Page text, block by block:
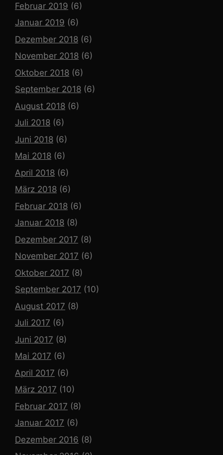
Februar 2019 (6)
Januar 2019 (6)
Dezember 2018 (6)
November 2018 (6)
Oktober 2018 (6)
September 2018 (6)
August 2018 (6)
Juli 2018 (6)
Juni 2018 (6)
Mai 2018 (6)
April 2018 (6)
März 2018 (6)
Februar 2018 (6)
Januar 2018 (8)
Dezember 2017 (8)
November 2017 (6)
Oktober 2017 (8)
September 2017 (10)
August 2017 (8)
Juli 2017 (6)
Juni 2017 (8)
Mai 2017 (6)
April 2017 (6)
März 2017 (10)
Februar 2017 (8)
Januar 2017 (6)
Dezember 2016 (8)